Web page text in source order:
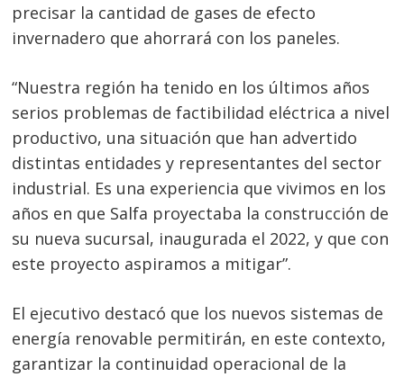
precisar la cantidad de gases de efecto
invernadero que ahorrará con los paneles.
“Nuestra región ha tenido en los últimos años
serios problemas de factibilidad eléctrica a nivel
productivo, una situación que han advertido
distintas entidades y representantes del sector
industrial. Es una experiencia que vivimos en los
años en que Salfa proyectaba la construcción de
su nueva sucursal, inaugurada el 2022, y que con
este proyecto aspiramos a mitigar”.
El ejecutivo destacó que los nuevos sistemas de
energía renovable permitirán, en este contexto,
garantizar la continuidad operacional de la